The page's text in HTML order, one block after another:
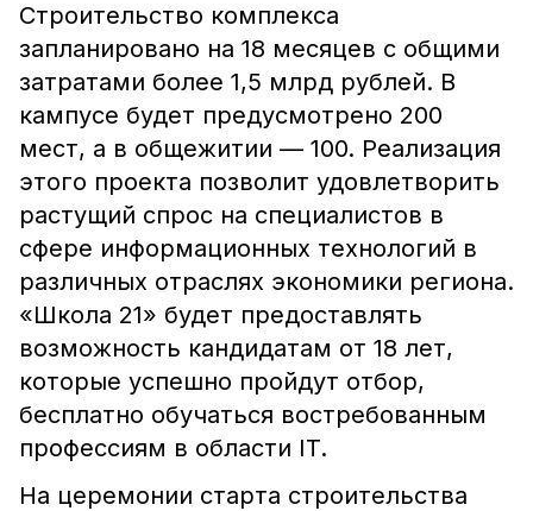
Строительство комплекса
запланировано на 18 месяцев с общими
затратами более 1,5 млрд рублей. В
кампусе будет предусмотрено 200
мест, а в общежитии — 100. Реализация
этого проекта позволит удовлетворить
растущий спрос на специалистов в
сфере информационных технологий в
различных отраслях экономики региона.
«Школа 21» будет предоставлять
возможность кандидатам от 18 лет,
которые успешно пройдут отбор,
бесплатно обучаться востребованным
профессиям в области IT.
На церемонии старта строительства